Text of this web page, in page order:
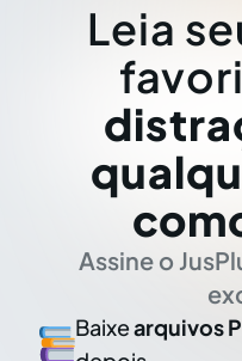
Leia
Assine o
Baixearquivos